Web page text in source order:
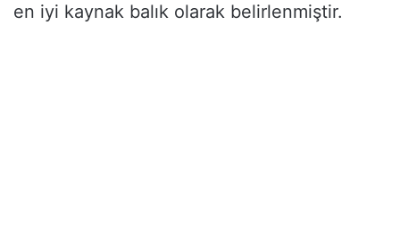
en iyi kaynak balık olarak belirlenmiştir.